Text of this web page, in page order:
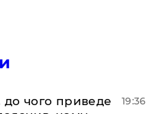
до чого приведе
19:36